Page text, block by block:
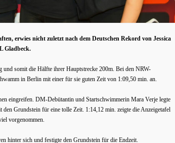
erwies nicht zuletzt nach dem Deutschen Rekord von Jessica
Gladbeck.
und somit die Hälfte ihrer Hauptstrecke 200m. Bei den NRW-
in Berlin mit einer für sie guten Zeit von 1:09,50 min. an.
eingreifen. DM-Debütantin und Startschwimmerin Mara Verje legte
Grundstein für eine tolle Zeit. 1:14,12 min. zeigte die Anzeigetafel
vorgenommen.
hinter sich und festigte den Grundstein für die Endzeit.